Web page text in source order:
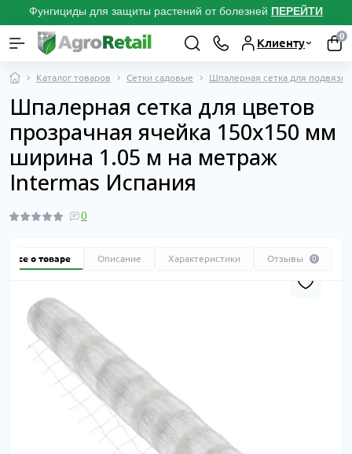
Фунгициды для защиты растений от болезней ПЕРЕЙТИ
Клиенту
0
Каталог товаров Сетки садовые Шпалерная сетка для
Шпалерная сетка для цветов
прозрачная ячейка 150x150 мм
ширина 1.05 м на метраж
Intermas Испания
0
Все о товаре Описание Характеристики Отзывы 0